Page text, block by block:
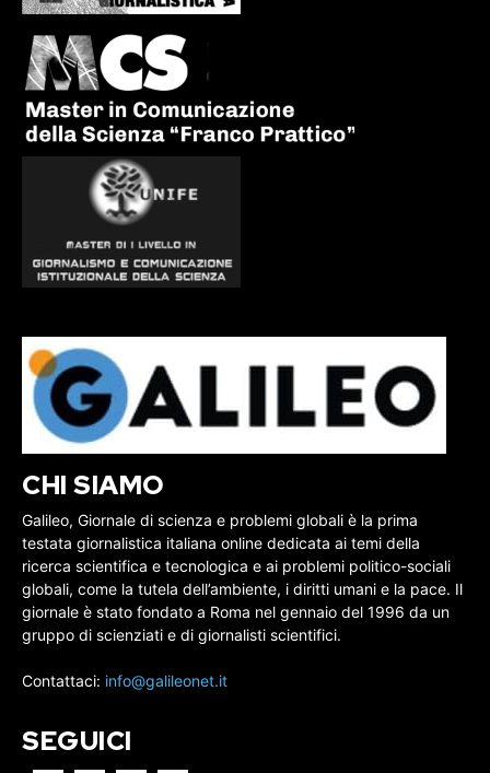
CHI SIAMO
Galileo, Giornale di scienza e problemi globali è la prima
testata giornalistica italiana online dedicata ai temi della
ricerca scientifica e tecnologica e ai problemi politico-sociali
globali, come la tutela dell’ambiente, i diritti umani e la pace. Il
giornale è stato fondato a Roma nel gennaio del 1996 da un
gruppo di scienziati e di giornalisti scientifici.
Contattaci: info@galileonet.it
SEGUICI